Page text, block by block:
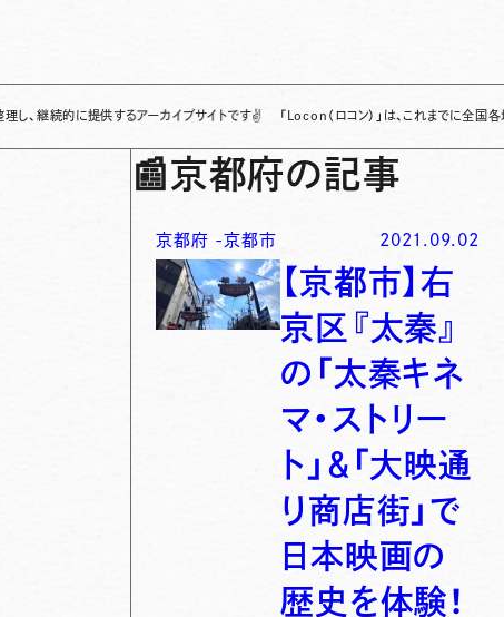
供するアーカイブサイトです✌ 「Locon（ロコン）」は、これまでに全国各地で発信さ
📰京都府の記事
京都府 -京都市 2021.09.02
【京都市】右
京区『太秦』
の「太秦キネ
マ・ストリー
ト」＆「大映通
り商店街」で
日本映画の
歴史を体験！